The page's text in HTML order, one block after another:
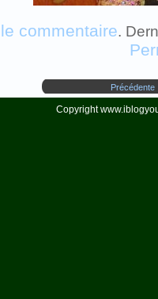
commentaire.
Précédente
Copyright